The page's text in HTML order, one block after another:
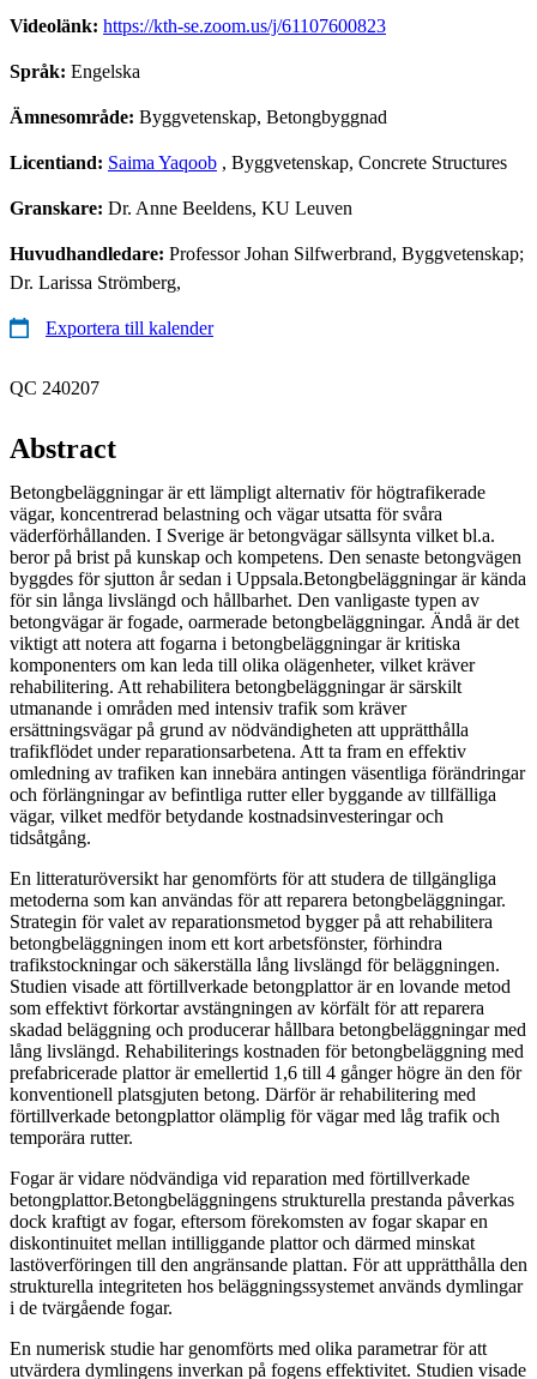
Videolänk: https://kth-se.zoom.us/j/61107600823
Språk: Engelska
Ämnesområde: Byggvetenskap, Betongbyggnad
Licentiand: Saima Yaqoob , Byggvetenskap, Concrete Structures
Granskare: Dr. Anne Beeldens, KU Leuven
Huvudhandledare: Professor Johan Silfwerbrand, Byggvetenskap;
Dr. Larissa Strömberg,
Exportera till kalender
QC 240207
Abstract
Betongbeläggningar är ett lämpligt alternativ för högtrafikerade
vägar, koncentrerad belastning och vägar utsatta för svåra
väderförhållanden. I Sverige är betongvägar sällsynta vilket bl.a.
beror på brist på kunskap och kompetens. Den senaste betongvägen
byggdes för sjutton år sedan i Uppsala.Betongbeläggningar är kända
för sin långa livslängd och hållbarhet. Den vanligaste typen av
betongvägar är fogade, oarmerade betongbeläggningar. Ändå är det
viktigt att notera att fogarna i betongbeläggningar är kritiska
komponenters om kan leda till olika olägenheter, vilket kräver
rehabilitering. Att rehabilitera betongbeläggningar är särskilt
utmanande i områden med intensiv trafik som kräver
ersättningsvägar på grund av nödvändigheten att upprätthålla
trafikflödet under reparationsarbetena. Att ta fram en effektiv
omledning av trafiken kan innebära antingen väsentliga förändringar
och förlängningar av befintliga rutter eller byggande av tillfälliga
vägar, vilket medför betydande kostnadsinvesteringar och
tidsåtgång.
En litteraturöversikt har genomförts för att studera de tillgängliga
metoderna som kan användas för att reparera betongbeläggningar.
Strategin för valet av reparationsmetod bygger på att rehabilitera
betongbeläggningen inom ett kort arbetsfönster, förhindra
trafikstockningar och säkerställa lång livslängd för beläggningen.
Studien visade att förtillverkade betongplattor är en lovande metod
som effektivt förkortar avstängningen av körfält för att reparera
skadad beläggning och producerar hållbara betongbeläggningar med
lång livslängd. Rehabiliterings kostnaden för betongbeläggning med
prefabricerade plattor är emellertid 1,6 till 4 gånger högre än den för
konventionell platsgjuten betong. Därför är rehabilitering med
förtillverkade betongplattor olämplig för vägar med låg trafik och
temporära rutter.
Fogar är vidare nödvändiga vid reparation med förtillverkade
betongplattor.Betongbeläggningens strukturella prestanda påverkas
dock kraftigt av fogar, eftersom förekomsten av fogar skapar en
diskontinuitet mellan intilliggande plattor och därmed minskat
lastöverföringen till den angränsande plattan. För att upprätthålla den
strukturella integriteten hos beläggningssystemet används dymlingar
i de tvärgående fogar.
En numerisk studie har genomförts med olika parametrar för att
utvärdera dymlingens inverkan på fogens effektivitet. Studien visade